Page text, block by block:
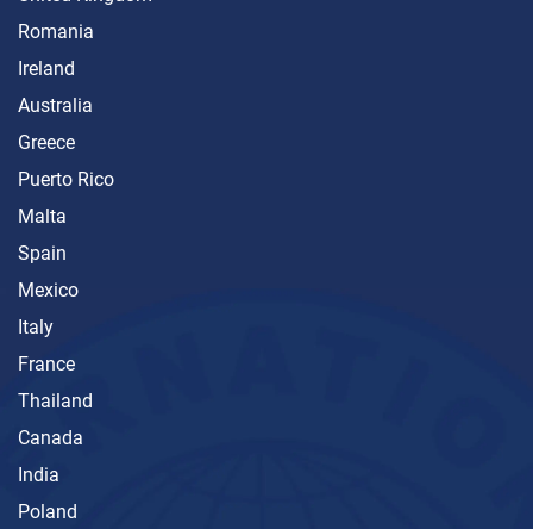
Romania
Ireland
Australia
Greece
Puerto Rico
Malta
Spain
Mexico
Italy
France
Thailand
Canada
India
Poland